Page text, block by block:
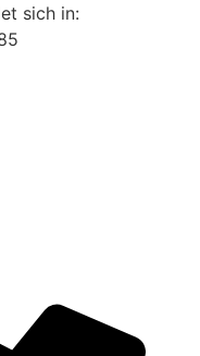
sich in: